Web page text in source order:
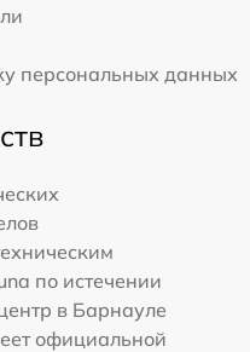
персональных данных
по истечении
в Барнауле
официальной